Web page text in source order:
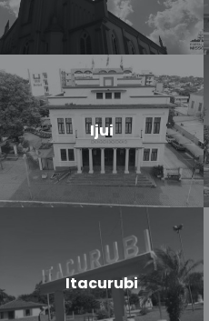
Ijui
Itacurubi